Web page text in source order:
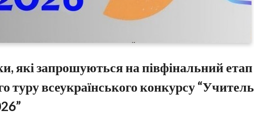
які запрошуються на півфінальний етап
туру всеукраїнського конкурсу “Учитель